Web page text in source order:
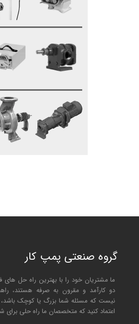
گروه صنعتی پمپ کار
ما مشتریان خود را با بهترین راه حل
دو کارآمد و مقرون به صرفه هستند،
نیست که مسئله شما بزرگ یا کوچک باشد،
اعتماد کنید که متخصصان ما راه حلی